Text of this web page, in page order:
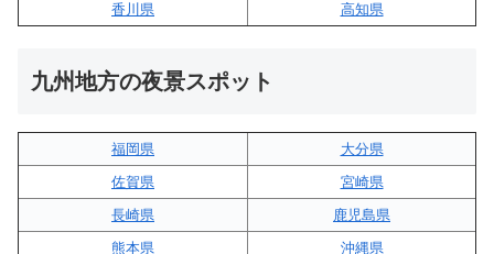
香川県
高知県
九州地方の夜景スポット
福岡県
大分県
佐賀県
宮崎県
長崎県
鹿児島県
熊本県
沖縄県